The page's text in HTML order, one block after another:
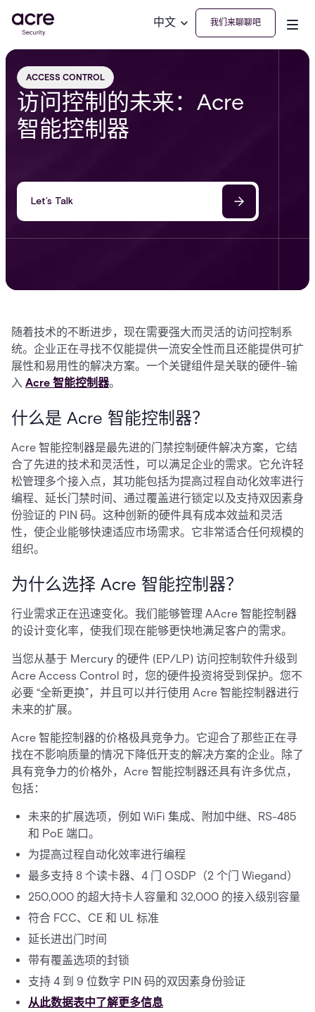
中文 我们来聊聊吧
ACCESS CONTROL
访问控制的未来：Acre
智能控制器
Let’s Talk
随着技术的不断进步，现在需要强大而灵活的访问控制系
统。企业正在寻找不仅能提供一流安全性而且还能提供可扩
展性和易用性的解决方案。一个关键组件是关联的硬件-输
入 Acre 智能控制器。
什么是 Acre 智能控制器？
Acre 智能控制器是最先进的门禁控制硬件解决方案，它结
合了先进的技术和灵活性，可以满足企业的需求。它允许轻
松管理多个接入点，其功能包括为提高过程自动化效率进行
编程、延长门禁时间、通过覆盖进行锁定以及支持双因素身
份验证的 PIN 码。这种创新的硬件具有成本效益和灵活
性，使企业能够快速适应市场需求。它非常适合任何规模的
组织。
为什么选择 Acre 智能控制器？
行业需求正在迅速变化。我们能够管理 AAcre 智能控制器
的设计变化率，使我们现在能够更快地满足客户的需求。
当您从基于 Mercury 的硬件 (EP/LP) 访问控制软件升级到
Acre Access Control 时，您的硬件投资将受到保护。您不
必要 “全新更换”，并且可以并行使用 Acre 智能控制器进行
未来的扩展。
Acre 智能控制器的价格极具竞争力。它迎合了那些正在寻
找在不影响质量的情况下降低开支的解决方案的企业。除了
具有竞争力的价格外，Acre 智能控制器还具有许多优点，
包括：
未来的扩展选项，例如 WiFi 集成、附加中继、RS-485
和 PoE 端口。
为提高过程自动化效率进行编程
最多支持 8 个读卡器、4 门 OSDP（2 个门 Wiegand）
250,000 的超大持卡人容量和 32,000 的接入级别容量
符合 FCC、CE 和 UL 标准
延长进出门时间
带有覆盖选项的封锁
支持 4 到 9 位数字 PIN 码的双因素身份验证
从此数据表中了解更多信息